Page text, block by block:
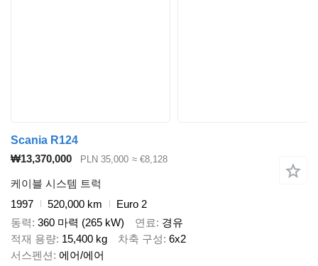
Scania R124
₩13,370,000
PLN 35,000 ≈ €8,128
케이블 시스템 트럭
1997
520,000 km
Euro 2
동력 360 마력 (265 kW) 연료
경유
적재 용량 15,400 kg 차축 구성 6x2
서스펜션 에어/에어